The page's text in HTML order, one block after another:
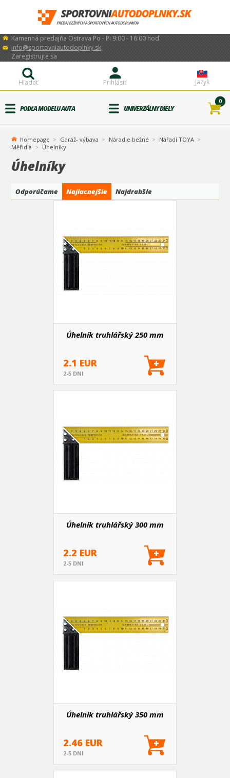
Kamenná predajňa Ostrava Po - Pi 9:00 - 16:00 hod.
info@sportovniautodoplnky.sk
Jazyk
Prihlásiť
Zaregistrujte sa
Hľadať
PODĽA MODELU AUTA UNIVERZÁLNY DIELY
0
homepage Garáž- výbava Náradie bežné
Nářadí TOYA
Měřidla
Úhelníky
Úhelníky
Odporúčame Najlacnejšie Najdrahšie
Úhelník truhlářský 250 mm
2.1 EUR
2-5 DNI
Úhelník truhlářský 300 mm
2.2 EUR
2-5 DNI
Úhelník truhlářský 350 mm
2.46 EUR
2-5 DNI